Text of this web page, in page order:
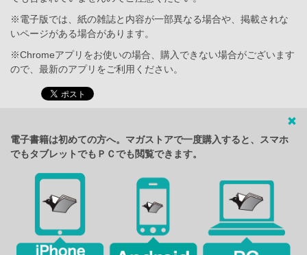
※電子版では、紙の雑誌と内容が一部異なる場合や、掲載されな
いページがある場合があります。
※Chromeアプリをお使いの場合、購入できない場合がございます
ので、最新のアプリをご利用ください。
電子書籍は初めての方へ。マガストアで一度購入すると、スマホ
でもタブレットでもＰＣでも閲覧できます。